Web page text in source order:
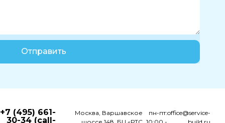
Отправить
+7 (495) 661-
30-34 (call-
Москва, Варшавское
пн-пт:office@service-